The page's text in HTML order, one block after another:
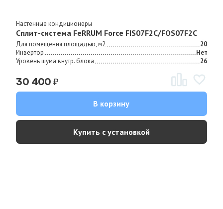
Настенные кондиционеры
Сплит-система FeRRUM Force FIS07F2С/FOS07F2С
Для помещения площадью, м2
20
Инвертор
Нет
Уровень шума внутр. блока
26
30 400 ₽
В корзину
Купить с установкой